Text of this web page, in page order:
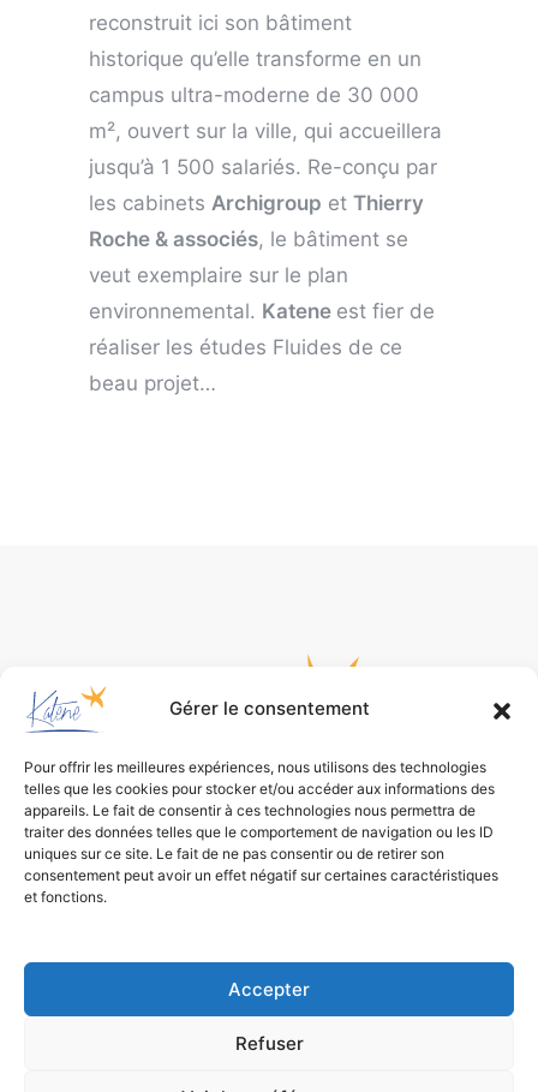
Gérer le consentement
Pour offrir les meilleures expériences, nous utilisons des technologies
telles que les cookies pour stocker et/ou accéder aux informations des
appareils. Le fait de consentir à ces technologies nous permettra de
traiter des données telles que le comportement de navigation ou les ID
uniques sur ce site. Le fait de ne pas consentir ou de retirer son
consentement peut avoir un effet négatif sur certaines caractéristiques
et fonctions.
Accepter
Refuser
reconstruit ici son bâtiment
historique qu’elle transforme en un
campus ultra-moderne de 30 000
m², ouvert sur la ville, qui accueillera
jusqu’à 1 500 salariés. Re-conçu par
les cabinets Archigroup et Thierry
Roche & associés, le bâtiment se
veut exemplaire sur le plan
environnemental. Katene est fier de
réaliser les études Fluides de ce
beau projet…
Bureau d’études
de conception environnementale